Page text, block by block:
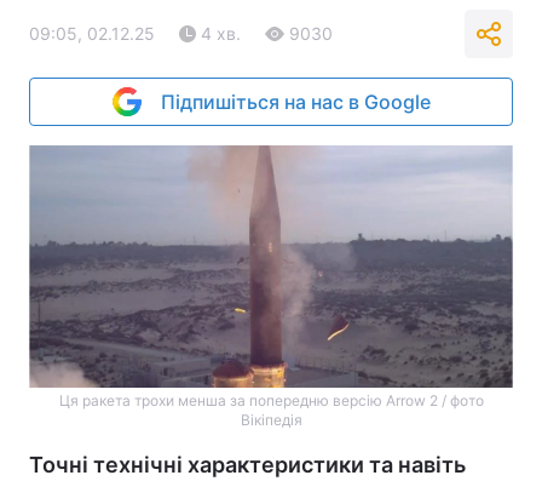
09:05, 02.12.25 4 хв. 9030
Підпишіться на нас в Google
Ця ракета трохи менша за попередню версію Arrow 2 / фото
Вікіпедія
Точні технічні характеристики та навіть